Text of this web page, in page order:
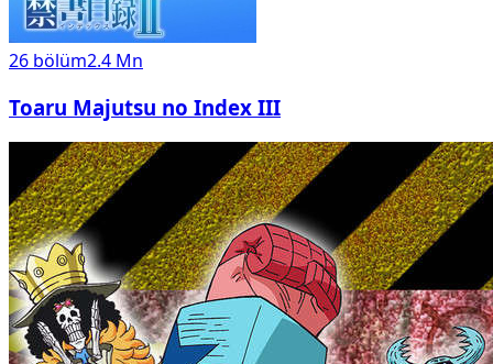
26 bölüm2.4 Mn
Toaru Majutsu no Index III